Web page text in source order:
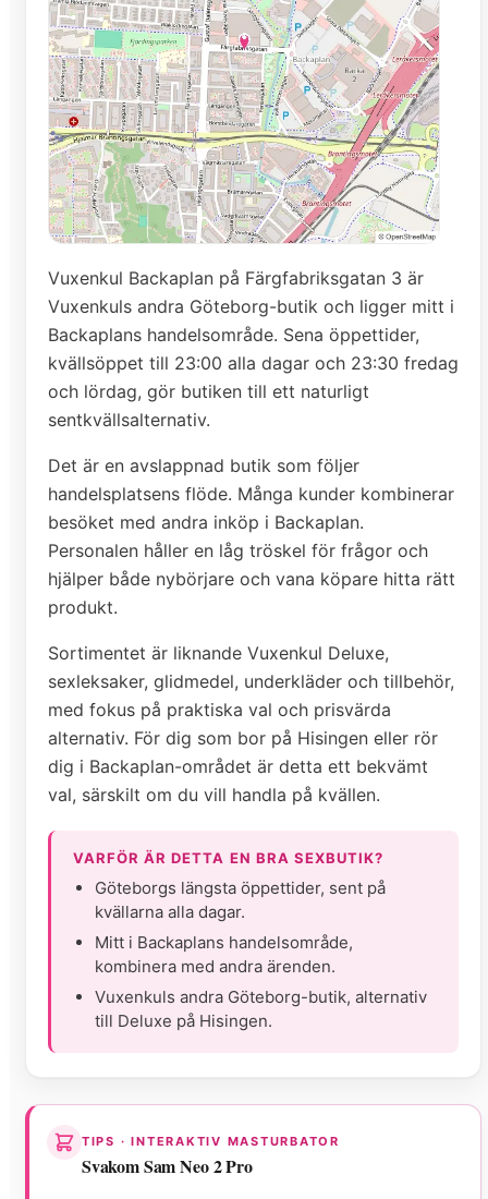
Vuxenkul Backaplan på Färgfabriksgatan 3 är
Vuxenkuls andra Göteborg-butik och ligger mitt i
Backaplans handelsområde. Sena öppettider,
kvällsöppet till 23:00 alla dagar och 23:30 fredag
och lördag, gör butiken till ett naturligt
sentkvällsalternativ.
Det är en avslappnad butik som följer
handelsplatsens flöde. Många kunder kombinerar
besöket med andra inköp i Backaplan.
Personalen håller en låg tröskel för frågor och
hjälper både nybörjare och vana köpare hitta rätt
produkt.
Sortimentet är liknande Vuxenkul Deluxe,
sexleksaker, glidmedel, underkläder och tillbehör,
med fokus på praktiska val och prisvärda
alternativ. För dig som bor på Hisingen eller rör
dig i Backaplan-området är detta ett bekvämt
val, särskilt om du vill handla på kvällen.
VARFÖR ÄR DETTA EN BRA SEXBUTIK?
Göteborgs längsta öppettider, sent på
kvällarna alla dagar.
Mitt i Backaplans handelsområde,
kombinera med andra ärenden.
Vuxenkuls andra Göteborg-butik, alternativ
till Deluxe på Hisingen.
TIPS · INTERAKTIV MASTURBATOR
Svakom Sam Neo 2 Pro